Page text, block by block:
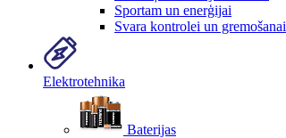
Sportam un enerģijai
Svara kontrolei un gremošanai
Elektrotehnika
Baterijas